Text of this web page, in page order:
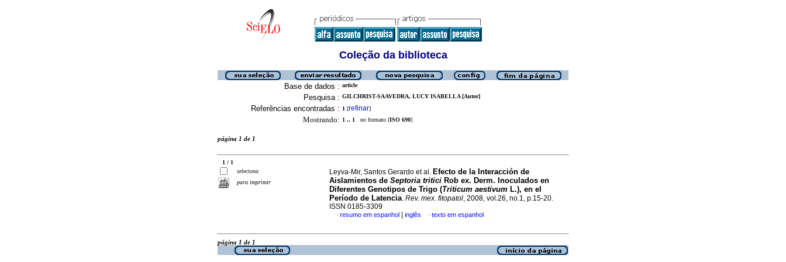
Coleção da biblioteca
Base de dados : article
Pesquisa : GILCHRIST-SAAVEDRA, LUCY ISABELLA [Autor]
Referências encontradas : 1 [refinar]
Mostrando: 1 .. 1 no formato [ISO 690]
página 1 de 1
1 / 1
seleciona
para imprimir
Leyva-Mir, Santos Gerardo et al. Efecto de la Interacción de
Aislamientos de Septoria tritici Rob ex. Derm. Inoculados en
Diferentes Genotipos de Trigo (Triticum aestivum L.), en el
Período de Latencia. Rev. mex. fitopatol, 2008, vol.26, no.1, p.15-20.
ISSN 0185-3309
· resumo em espanhol inglês · texto em espanhol
página 1 de 1